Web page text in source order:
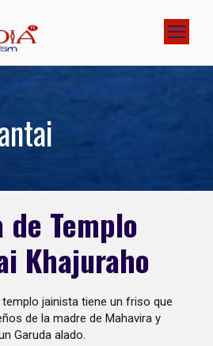
Templo
Khajuraho
jainista tiene un friso que
de la madre de Mahavira y
Garuda alado.